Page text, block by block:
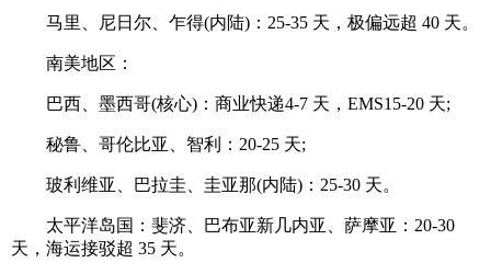
马里、尼日尔、乍得(内陆)：25-35 天，极偏远超 40 天。
南美地区：
巴西、墨西哥(核心)：商业快递4-7 天，EMS15-20 天;
秘鲁、哥伦比亚、智利：20-25 天;
玻利维亚、巴拉圭、圭亚那(内陆)：25-30 天。
太平洋岛国：斐济、巴布亚新几内亚、萨摩亚：20-30
天，海运接驳超 35 天。